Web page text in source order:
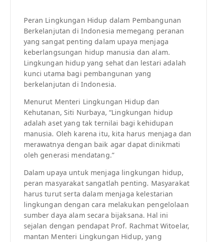
Peran Lingkungan Hidup dalam Pembangunan
Berkelanjutan di Indonesia memegang peranan
yang sangat penting dalam upaya menjaga
keberlangsungan hidup manusia dan alam.
Lingkungan hidup yang sehat dan lestari adalah
kunci utama bagi pembangunan yang
berkelanjutan di Indonesia.
Menurut Menteri Lingkungan Hidup dan
Kehutanan, Siti Nurbaya, “Lingkungan hidup
adalah aset yang tak ternilai bagi kehidupan
manusia. Oleh karena itu, kita harus menjaga dan
merawatnya dengan baik agar dapat dinikmati
oleh generasi mendatang.”
Dalam upaya untuk menjaga lingkungan hidup,
peran masyarakat sangatlah penting. Masyarakat
harus turut serta dalam menjaga kelestarian
lingkungan dengan cara melakukan pengelolaan
sumber daya alam secara bijaksana. Hal ini
sejalan dengan pendapat Prof. Rachmat Witoelar,
mantan Menteri Lingkungan Hidup, yang